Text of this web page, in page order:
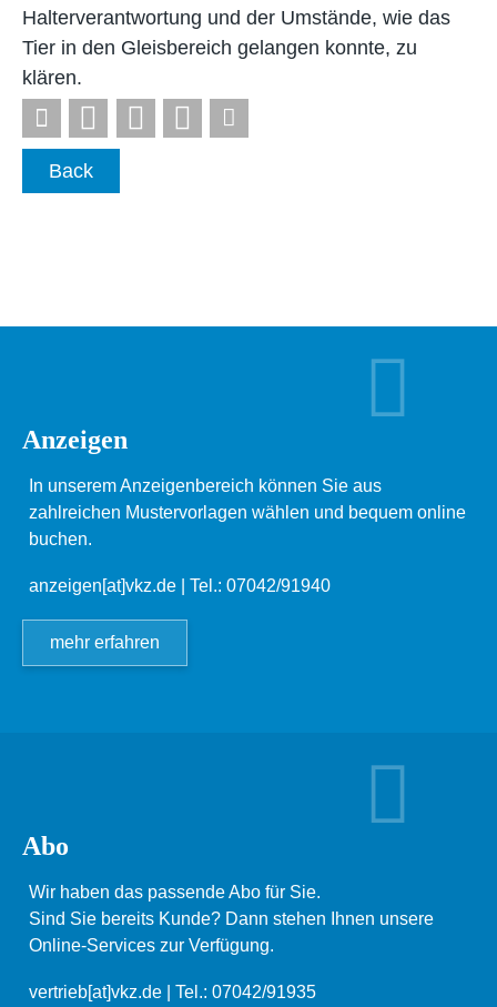
Halterverantwortung und der Umstände, wie das
Tier in den Gleisbereich gelangen konnte, zu
klären.
Back
Anzeigen
In unserem Anzeigenbereich können Sie aus
zahlreichen Mustervorlagen wählen und bequem online
buchen.
anzeigen[at]vkz.de | Tel.: 07042/91940
mehr erfahren
Abo
Wir haben das passende Abo für Sie.
Sind Sie bereits Kunde? Dann stehen Ihnen unsere
Online-Services zur Verfügung.
vertrieb[at]vkz.de | Tel.: 07042/91935